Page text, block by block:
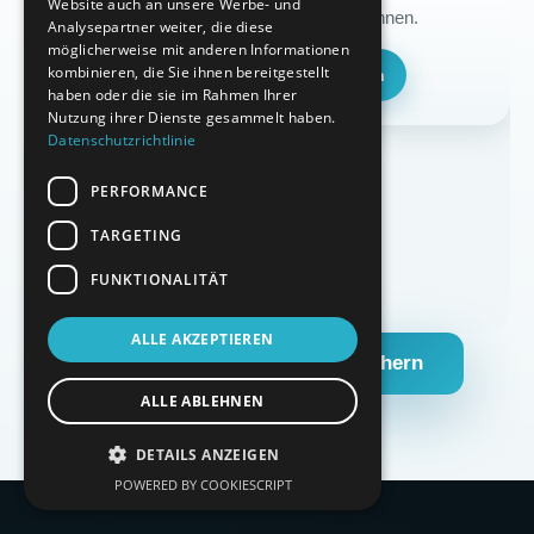
Kundenbewertungen sehen zu können.
Cookie-Einstellungen öffnen
Kostenlose Erstberatung sichern
Website auch an unsere Werbe- und
Analysepartner weiter, die diese
möglicherweise mit anderen Informationen
kombinieren, die Sie ihnen bereitgestellt
haben oder die sie im Rahmen Ihrer
Nutzung ihrer Dienste gesammelt haben.
Datenschutzrichtlinie
PERFORMANCE
TARGETING
FUNKTIONALITÄT
ALLE AKZEPTIEREN
ALLE ABLEHNEN
DETAILS ANZEIGEN
POWERED BY COOKIESCRIPT